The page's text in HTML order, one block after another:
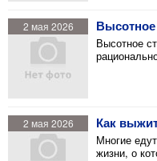
2 мая 2026 Высотное
Высотное
2 мая 2026 Как
Многие
жизни, о